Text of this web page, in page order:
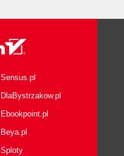
Sensus.pl
DlaBystrzakow.pl
Ebookpoint.pl
Beya.pl
Sploty